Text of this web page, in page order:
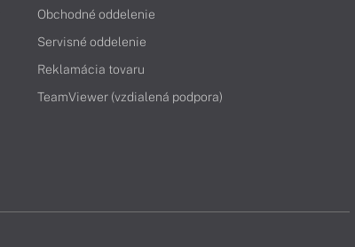
Obchodné oddelenie
Servisné oddelenie
Reklamácia tovaru
TeamViewer (vzdialená podpora)